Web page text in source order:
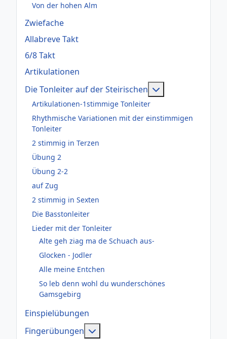
Von der hohen Alm
Zwiefache
Allabreve Takt
6/8 Takt
Artikulationen
Die Tonleiter auf der Steirischen
Artikulationen-1stimmige Tonleiter
Rhythmische Variationen mit der einstimmigen
Tonleiter
2 stimmig in Terzen
Übung 2
Übung 2-2
auf Zug
2 stimmig in Sexten
Die Basstonleiter
Lieder mit der Tonleiter
Alte geh ziag ma de Schuach aus-
Glocken - Jodler
Alle meine Entchen
So leb denn wohl du wunderschönes
Gamsgebirg
Einspielübungen
Fingerübungen